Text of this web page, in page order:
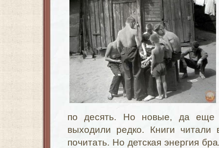
по десять. Но новые, да еще
выходили редко. Книги
почитать. Но детская энергия